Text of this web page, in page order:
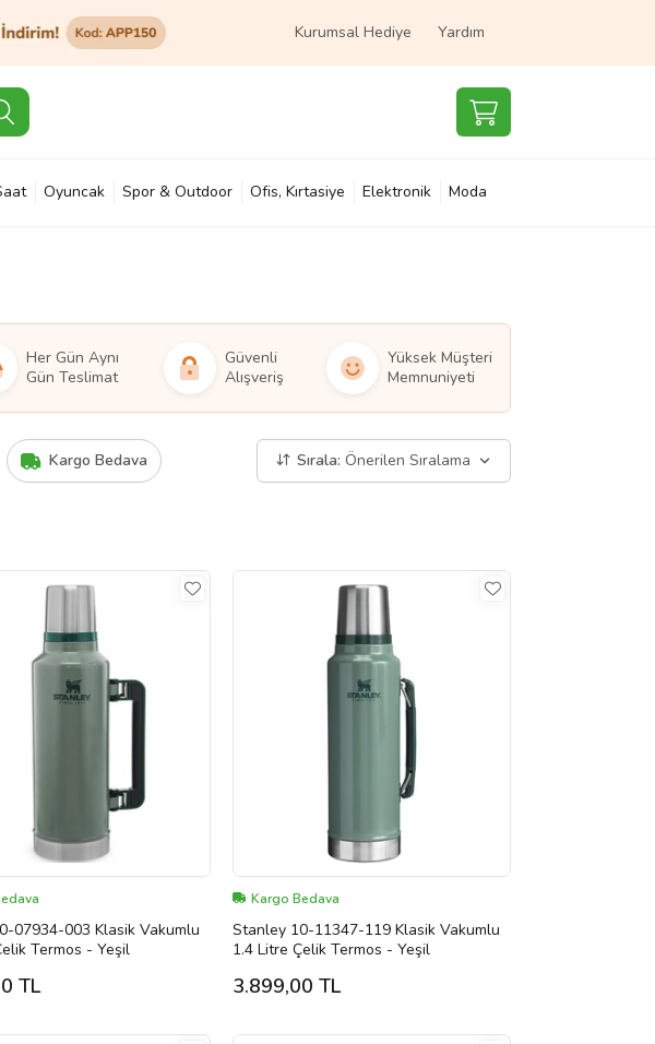
Kurumsal Hediye Yardım
Oyuncak Spor & Outdoor Ofis, Kırtasiye Elektronik Moda
Her Gün Aynı
Gün Teslimat
Güvenli
Alışveriş
Yüksek Müşteri
Memnuniyeti
Kargo Bedava Sırala: Önerilen Sıralama
07934-003 Klasik Vakumlu
Termos - Yeşil
TL
Kargo Bedava
Stanley 10-11347-119 Klasik Vakumlu
1.4 Litre Çelik Termos - Yeşil
3.899,00 TL